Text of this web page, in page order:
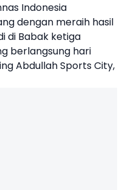
Indonesia
dengan meraih hasil
di Babak ketiga
berlangsung hari
Abdullah Sports City,